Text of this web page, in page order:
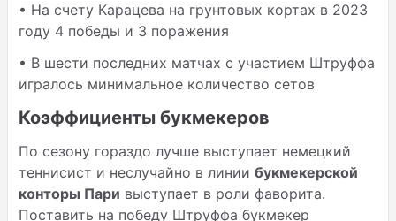
• На счету Карацева на грунтовых кортах в 2023
году 4 победы и 3 поражения
• В шести последних матчах с участием Штруффа
игралось минимальное количество сетов
Коэффициенты букмекеров
По сезону гораздо лучше выступает немецкий
теннисист и неслучайно в линии букмекерской
конторы Пари выступает в роли фаворита.
Поставить на победу Штруффа букмекер